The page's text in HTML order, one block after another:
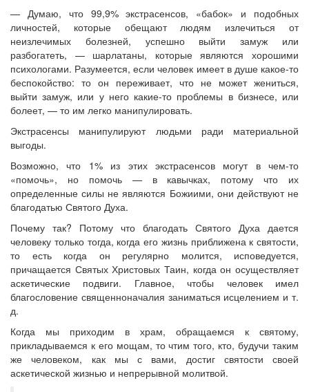
— Думаю, что 99,9% экстрасенсов, «бабок» и подобных
личностей, которые обещают людям излечиться от
неизлечимых болезней, успешно выйти замуж или
разбогатеть, — шарлатаны, которые являются хорошими
психологами. Разумеется, если человек имеет в душе какое-то
беспокойство: то он переживает, что не может жениться,
выйти замуж, или у него какие-то проблемы в бизнесе, или
болеет, — то им легко манипулировать.
Экстрасенсы манипулируют людьми ради материальной
выгоды.
Возможно, что 1% из этих экстрасенсов могут в чем-то
«помочь», но помочь — в кавычках, потому что их
определенные силы не являются Божиими, они действуют не
благодатью Святого Духа.
Почему так? Потому что благодать Святого Духа дается
человеку только тогда, когда его жизнь приближена к святости,
то есть когда он регулярно молится, исповедуется,
причащается Святых Христовых Таин, когда он осуществляет
аскетические подвиги. Главное, чтобы человек имел
благословение священноначалия заниматься исцелением и т.
д.
Когда мы приходим в храм, обращаемся к святому,
прикладываемся к его мощам, то чтим того, кто, будучи таким
же человеком, как мы с вами, достиг святости своей
аскетической жизнью и непрерывной молитвой.